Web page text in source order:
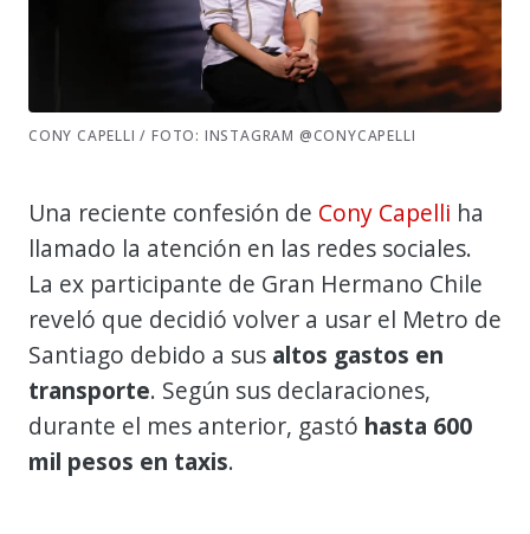
CONY CAPELLI / FOTO: INSTAGRAM @CONYCAPELLI
Una reciente confesión de Cony Capelli ha
llamado la atención en las redes sociales.
La ex participante de Gran Hermano Chile
reveló que decidió volver a usar el Metro de
Santiago debido a sus altos gastos en
transporte. Según sus declaraciones,
durante el mes anterior, gastó hasta 600
mil pesos en taxis.